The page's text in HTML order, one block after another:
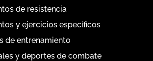
de resistencia
y ejercicios específicos
de entrenamiento
y deportes de combate